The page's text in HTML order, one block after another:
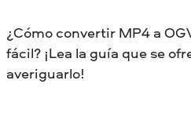
¿Cómo convertir MP4 a
fácil? ¡Lea la guía que se
averiguarlo!